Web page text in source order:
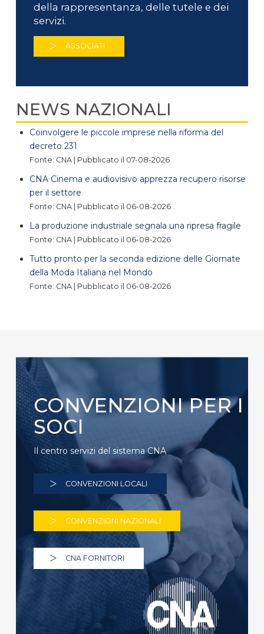
della rappresentanza, delle tutele e dei
servizi.
ASSOCIATI
NEWS NAZIONALI
Coinvolgere le piccole imprese nella riforma del
decreto 231
Fonte: CNA Pubblicato il 07-08-2026
CNA Cinema e audiovisivo apprezza recupero risorse
per il settore
Fonte: CNA Pubblicato il 06-08-2026
La produzione industriale segnala una ripresa fragile
Fonte: CNA Pubblicato il 06-08-2026
Tutto pronto per la seconda edizione delle Giornate
della Moda Italiana nel Mondo
Fonte: CNA Pubblicato il 06-08-2026
CONVENZIONI PER I
SOCI
Il centro servizi del sistema CNA
CONVENZIONI LOCALI
CONVENZIONI NAZIONALI
CNA FORNITORI